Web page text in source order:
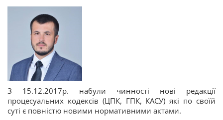
З 15.12.2017р. набули чинності нові редакції
процесуальних кодексів (ЦПК, ГПК, КАСУ) які по своїй
суті є повністю новими нормативними актами.